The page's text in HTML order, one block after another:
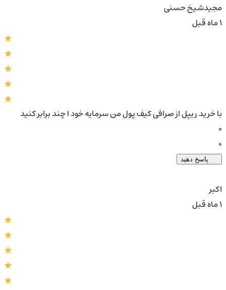
مجیدشیخ حسنی
با خرید ریپل از صرافی کیف پول من سرمایه خود ا چند برابر کنید
پاسخ دهید
اکبر